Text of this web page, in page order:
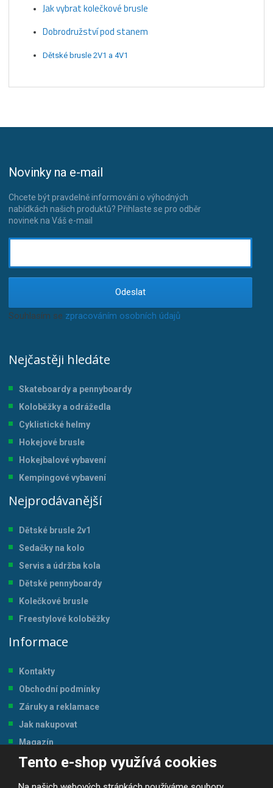
Tento e-shop využívá cookies
Jak vybrat kolečkové brusle
Dobrodružství pod stanem
Dětské brusle 2V1 a 4V1
Novinky na e-mail
Chcete být pravdelně informováni o výhodných
nabídkách našich produktů? Přihlaste se pro odběr
novinek na Váš e-mail
Odeslat
Souhlasím se zpracováním osobních údajů
Nejčastěji hledáte
Skateboardy a pennyboardy
Koloběžky a odrážedla
Cyklistické helmy
Hokejové brusle
Hokejbalové vybavení
Kempingové vybavení
Nejprodávanější
Dětské brusle 2v1
Sedačky na kolo
Servis a údržba kola
Dětské pennyboardy
Kolečkové brusle
Freestylové koloběžky
Informace
Kontakty
Obchodní podmínky
Záruky a reklamace
Jak nakupovat
Magazín
Tabulka velikostí